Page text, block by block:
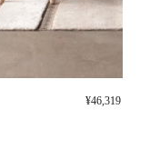
¥46,319